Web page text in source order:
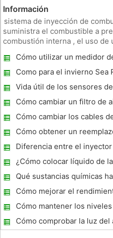
Información
sistema de inyección de
suministra el combustible a
combustión interna , el uso de
la cantidad de combustible
tiempo, los inyectores
Cómo utilizar un medidor
Como para el invierno Sea
Vida útil de los sensores
Cómo cambiar un filtro de
Odyssey 2006
Cómo cambiar los cables
Toyota Camry 1997
Cómo obtener un
un Auto
Diferencia entre el
y limpiador de carburador
¿Cómo colocar líquido de
un Oldsmobile Alero
Qué sustancias químicas
motor?
Cómo mejorar el
en un Chevrolet Blazer
Cómo mantener los
dirección asistida en un
Cómo comprobar la luz del
Dodge Van 2001